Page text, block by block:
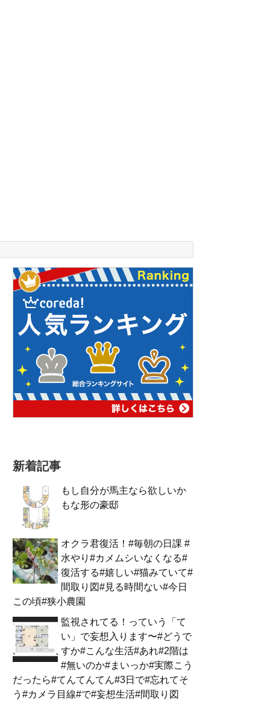
新着記事
もし自分が馬主なら欲しいか
もな形の豪邸
オクラ君復活！#毎朝の日課 #
水やり#カメムシいなくなる#
復活する#嬉しい#猫みていて#
間取り図#見る時間ない#今日
この頃#狭小農園
監視されてる！っていう「て
い」で妄想入ります〜#どうで
すか#こんな生活#あれ#2階は
#無いのか#まいっか#実際こう
だったら#てんてんてん#3日で#忘れてそ
う#カメラ目線#で#妄想生活#間取り図